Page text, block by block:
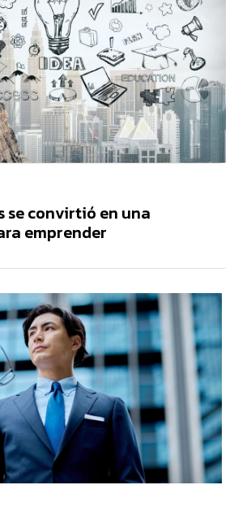
se convirtió en una
emprender